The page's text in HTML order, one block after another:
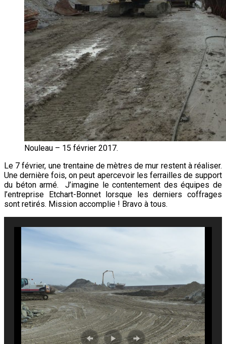
Nouleau – 15 février 2017.
Le 7 février, une trentaine de mètres de mur restent à réaliser.
Une dernière fois, on peut apercevoir les ferrailles de support
du béton armé. J’imagine le contentement des équipes de
l’entreprise Etchart-Bonnet lorsque les derniers coffrages
sont retirés. Mission accomplie ! Bravo à tous.